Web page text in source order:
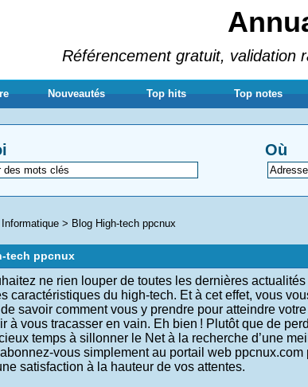
Référencement gratuit, validation
Nouveautés Top hits Top notes
Où
Informatique > Blog High-tech ppcnux
tech ppcnux
ne rien louper de toutes les dernières
caractéristiques du high-tech. Et à cet effet, vous
savoir comment vous y prendre pour atteindre
à vous tracasser en vain. Eh bien ! Plutôt que de
temps à sillonner le Net à la recherche d’une
vous simplement au portail web ppcnux.com
satisfaction à la hauteur de vos attentes.